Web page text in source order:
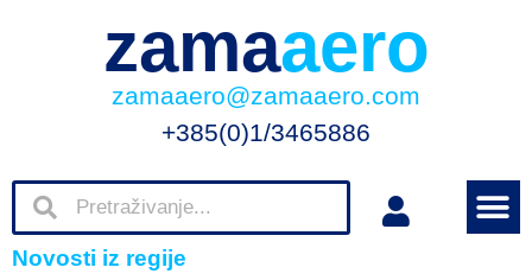
zamaaero
zamaaero@zamaaero.com
+385(0)1/3465886
Novosti iz regije